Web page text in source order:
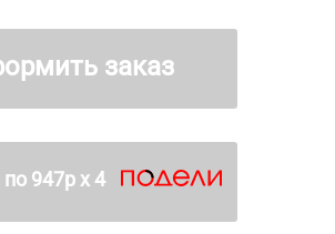
заказ
по 947р х 4